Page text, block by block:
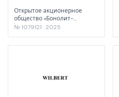
Открытое акционерное
общество «Бонолит-
Строительные решения»
№ 1079121 · 2025